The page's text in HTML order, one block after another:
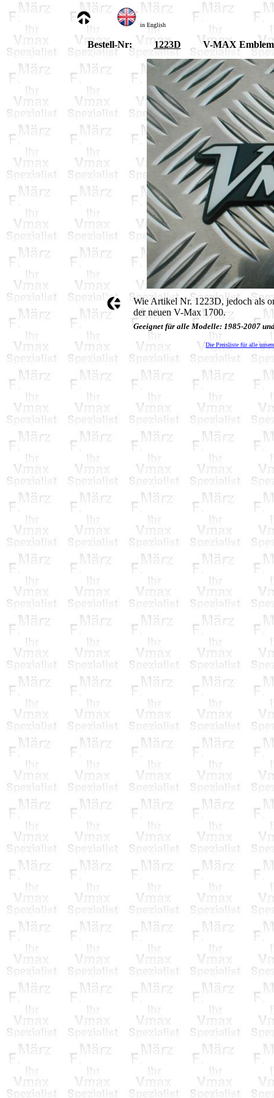
in English
Bestell-Nr: 1223D V-MAX
Wie Artikel Nr. 1223D, jedoch als
der neuen V-Max 1700.
Geeignet für alle Modelle: 1985-2007
Die Preisliste für alle